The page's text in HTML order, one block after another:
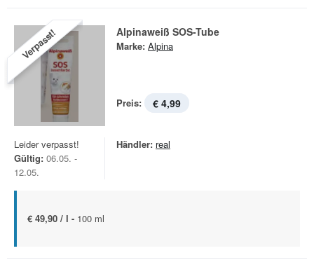
Verpasst! Alpinaweiß SOS-Tube
Marke: Alpina
Preis: € 4,99
Leider verpasst!
Gültig: 06.05. -
12.05.
Händler: real
€ 49,90 / l - 100 ml